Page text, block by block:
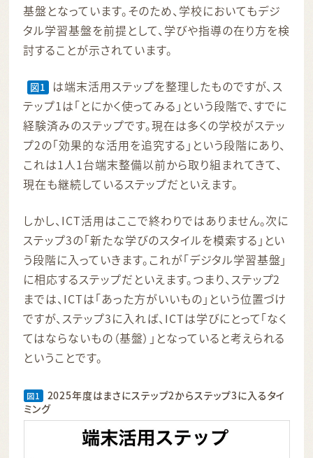
基盤となっています。そのため、学校においてもデジ
タル学習基盤を前提として、学びや指導の在り方を検
討することが示されています。
図1
は端末活用ステップを整理したものですが、ス
テップ1は「とにかく使ってみる」という段階で、すでに
経験済みのステップです。現在は多くの学校がステッ
プ2の「効果的な活用を追究する」という段階にあり、
これは1人1台端末整備以前から取り組まれてきて、
現在も継続しているステップだといえます。
しかし、ICT活用はここで終わりではありません。次に
ステップ3の「新たな学びのスタイルを模索する」とい
う段階に入っていきます。これが「デジタル学習基盤」
に相応するステップだといえます。つまり、ステップ2
までは、ICTは「あった方がいいもの」という位置づけ
ですが、ステップ3に入れば、ICTは学びにとって「なく
てはならないもの（基盤）」となっていると考えられる
ということです。
図1
2025年度はまさにステップ2からステップ3に入るタイ
ミング